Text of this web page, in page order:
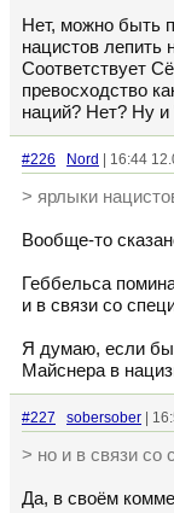
Нет, можно быть
нацистов лепить
Соответствует
превосходство
наций? Нет? Ну и
#226 Nord | 16:44
> ярлыки
Вообще-то
Геббельса
и в связи со
Я думаю, если бы
Майснера в
#227 sobersober |
> но и в связи со
Да, в своём